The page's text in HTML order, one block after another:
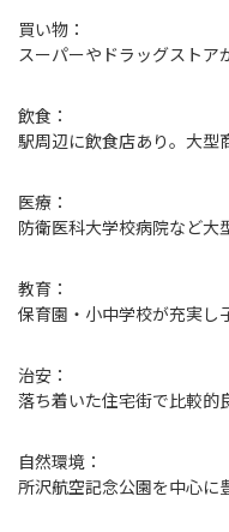
買い物：
スーパーやドラッグストア
飲食：
駅周辺に飲食店あり。大型
医療：
防衛医科大学校病院など大
教育：
保育園・小中学校が充実し
治安：
落ち着いた住宅街で比較的
自然環境：
所沢航空記念公園を中心に